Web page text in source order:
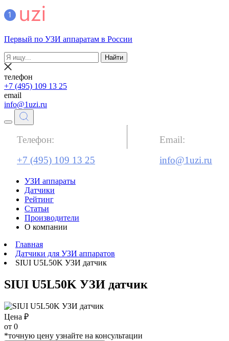
Первый по УЗИ аппаратам в России
Найти
телефон
+7 (495) 109 13 25
email
info@1uzi.ru
Телефон:
+7 (495) 109 13 25
Email:
info@1uzi.ru
УЗИ аппараты
Датчики
Рейтинг
Статьи
Производители
О компании
Главная
Датчики для УЗИ аппаратов
SIUI U5L50K УЗИ датчик
SIUI U5L50K УЗИ датчик
Цена ₽
от 0
*точную цену узнайте на консультации